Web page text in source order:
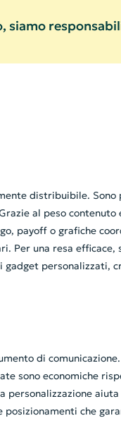
siamo
distribuibile.
al peso
payoff o grafiche
una resa
di
sono economiche
che